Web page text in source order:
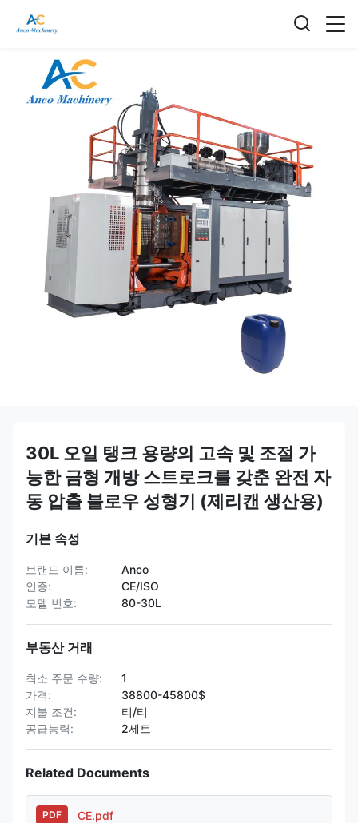
30L 오일 탱크 용량의 고속 및 조절 가
능한 금형 개방 스트로크를 갖춘 완전 자
동 압출 블로우 성형기 (제리캔 생산용)
기본 속성
브랜드 이름:
Anco
인증:
CE/ISO
모델 번호:
80-30L
부동산 거래
최소 주문 수량:
1
가격:
38800-45800$
지불 조건:
티/티
공급능력:
2세트
Related Documents
PDF CE.pdf